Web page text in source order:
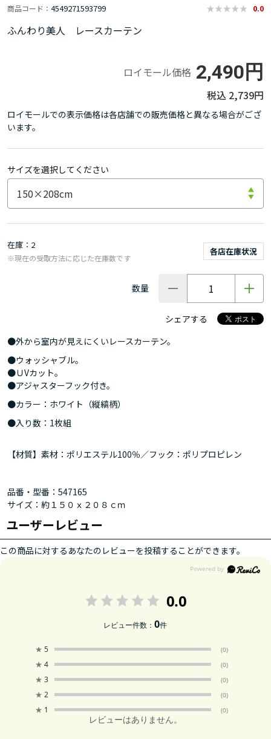
商品コード 4549271593799 0.0
ふんわり美人 レースカーテン
ロイモール価格 2,490円
2,739円
ロイモールでの表示価格は各店舗での販売価格と異なる場合がござ
います。
サイズを選択してください
在庫 2
各店在庫状況
※現在の受取方法に応じた在庫数です
数量
シェアする
●外から室内が見えにくいレースカーテン。
●ウォッシャブル。
●ＵVカット。
●アジャスターフック付き。
●カラー：ホワイト（縦縞柄）
●入り数：1枚組
【材質】素材：ポリエステル100％／フック：ポリプロピレン
品番・型番：547165
サイズ：約１５０ｘ２０８ｃｍ
ユーザーレビュー
この商品に対するあなたのレビューを投稿することができます。
0.0
レビュー件数：0件
★ 5 (0)
★ 4 (0)
★ 3 (0)
★ 2 (0)
★ 1 (0)
レビューはありません。